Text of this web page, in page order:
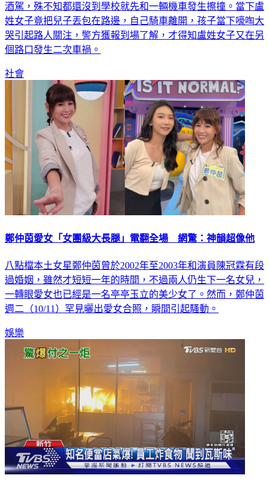
酒駕，殊不知都還沒到學校就先和一輛機車發生擦撞。當下盧
姓女子竟把兒子丟包在路邊，自己騎車離開，孩子當下嚎啕大
哭引起路人關注，警方獲報到場了解，才得知盧姓女子又在另
個路口發生二次車禍。
社會
鄭仲茵愛女「女團級大長腿」電翻全場 網驚：神韻超像他
八點檔本土女星鄭仲茵曾於2002年至2003年和演員陳冠霖有段
過婚姻，雖然才短短一年的時間，不過兩人仍生下一名女兒，
一轉眼愛女也已經是一名亭亭玉立的美少女了。然而，鄭仲茵
週二（10/11）罕見曬出愛女合照，瞬間引起騷動。
娛樂